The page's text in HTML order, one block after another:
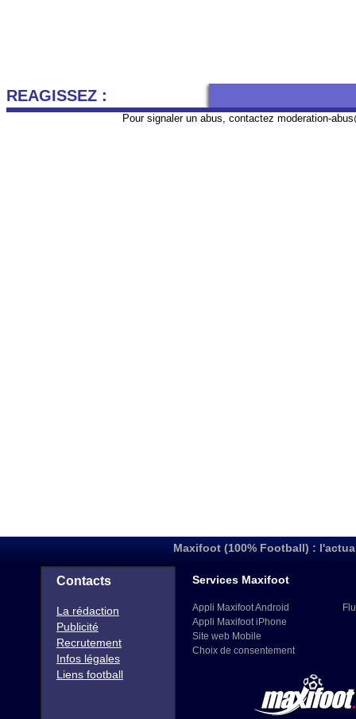
REAGISSEZ :
Pour signaler un abus, contactez moderation-
Maxifoot (100% Football) :
Contacts
La rédaction
Publicité
Recrutement
Infos légales
Liens football
Services Maxifoot
Appli Maxifoot Android
Appli Maxifoot iPhone
Site web Mobile
Choix de consentement